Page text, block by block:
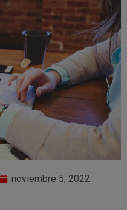
noviembre 5, 2022